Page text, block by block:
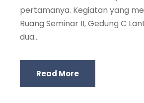
pertamanya. Kegiatan yang
Ruang Seminar II, Gedung C
dua...
Read More